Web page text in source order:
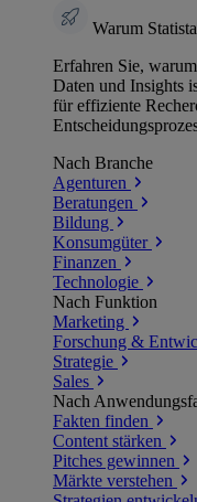
Warum Statista
Erfahren Sie,
Daten und Insights
für effiziente
Nach Branche
Agenturen
Beratungen
Bildung
Konsumgüter
Finanzen
Technologie
Nach Funktion
Marketing
Forschung &
Strategie
Sales
Nach
Fakten finden
Content stärken
Pitches gewinnen
Märkte verstehen